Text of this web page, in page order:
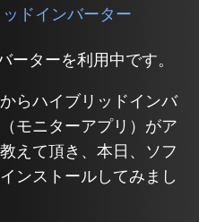
ドインバーター
ーターを利用中です。
らハイブリッドインバ
モニターアプリ）がア
えて頂き、本日、ソフ
ンストールしてみまし